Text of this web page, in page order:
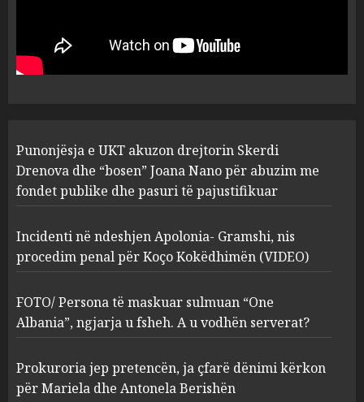
1
“bosen” Joana Nano për
abuzim me fondet publike dhe
pasuri të pajustifikuar
2
Apolonia- Gramshi, nis
procedim penal për Koço
Kokëdhimën (VIDEO)
MARCH 27, 2025
3
FOTO/ Persona të maskuar
sulmuan “One Albania”,
ngjarja u fsheh. A u vodhën
serverat?
MARCH 25, 2025
Prokuroria jep pretencën, ja
Punonjësja e UKT akuzon drejtorin Skerdi
Drenova dhe “bosen” Joana Nano për abuzim me
fondet publike dhe pasuri të pajustifikuar
Incidenti në ndeshjen Apolonia- Gramshi, nis
procedim penal për Koço Kokëdhimën (VIDEO)
FOTO/ Persona të maskuar sulmuan “One
Albania”, ngjarja u fsheh. A u vodhën serverat?
Prokuroria jep pretencën, ja çfarë dënimi kërkon
për Mariela dhe Antonela Berishën